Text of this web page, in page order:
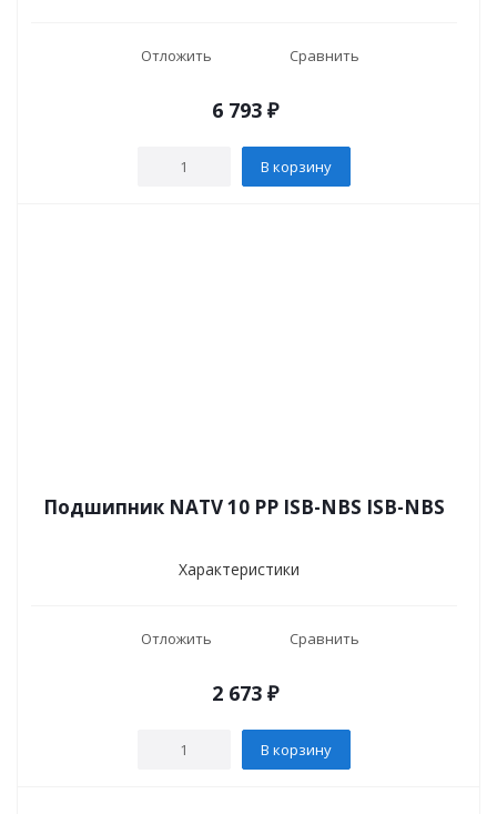
Отложить Сравнить
6 793₽
В корзину
Подшипник NATV 10 PP ISB-NBS ISB-NBS
Характеристики
Отложить Сравнить
2 673₽
В корзину